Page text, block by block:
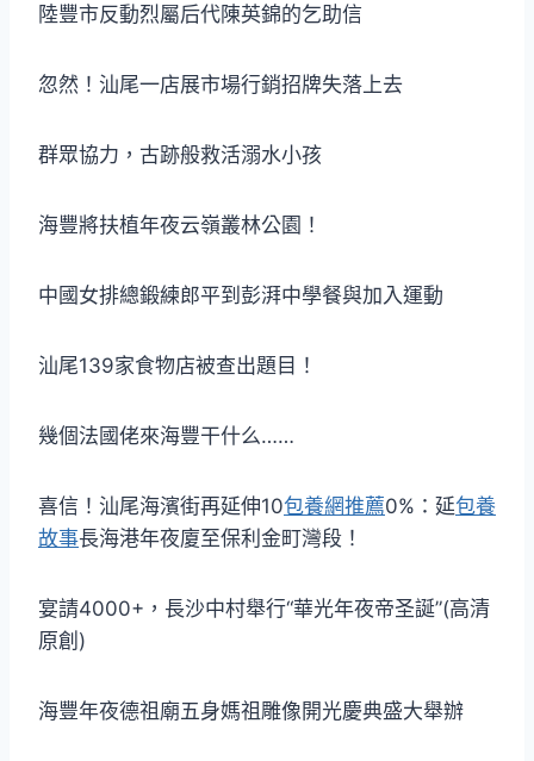
陸豐市反動烈屬后代陳英錦的乞助信
忽然！汕尾一店展市場行銷招牌失落上去
群眾協力，古跡般救活溺水小孩
海豐將扶植年夜云嶺叢林公園！
中國女排總鍛練郎平到彭湃中學餐與加入運動
汕尾139家食物店被查出題目！
幾個法國佬來海豐干什么……
喜信！汕尾海濱街再延伸10包養網推薦0%：延包養
故事長海港年夜廈至保利金町灣段！
宴請4000+，長沙中村舉行“華光年夜帝圣誕”(高清
原創)
海豐年夜德祖廟五身媽祖雕像開光慶典盛大舉辦